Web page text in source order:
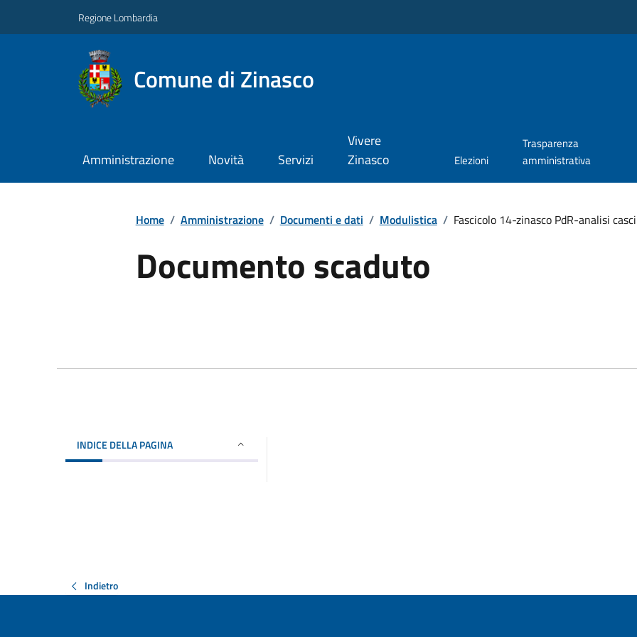
Regione Lombardia
Comune di Zinasco
Amministrazione Novità Servizi
Vivere
Zinasco
Elezioni
Trasparenza
amministrativa
Home / Amministrazione / Documenti e dati / Modulistica / Fascicolo 14-zinasco PdR-analisi
Documento scaduto
INDICE DELLA PAGINA
Indietro